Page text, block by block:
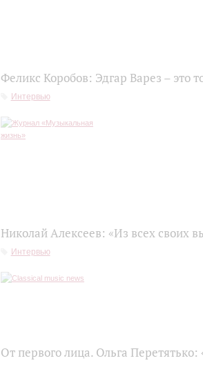
Феликс Коробов: Эдгар Варез – это
Интервью
Николай Алексеев: «Из всех своих
Интервью
От первого лица. Ольга Перетятько: